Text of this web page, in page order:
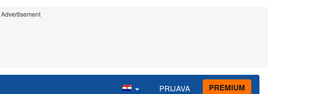
Advertisement
PRIJAVA PREMIUM